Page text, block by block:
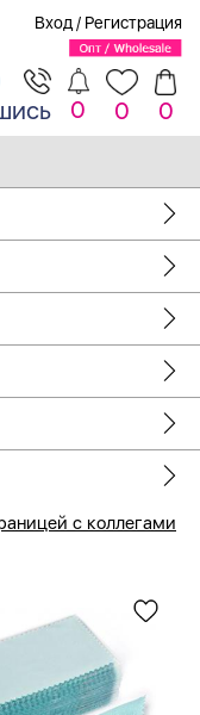
Вход / Регистрация
0 0 0
с коллегами